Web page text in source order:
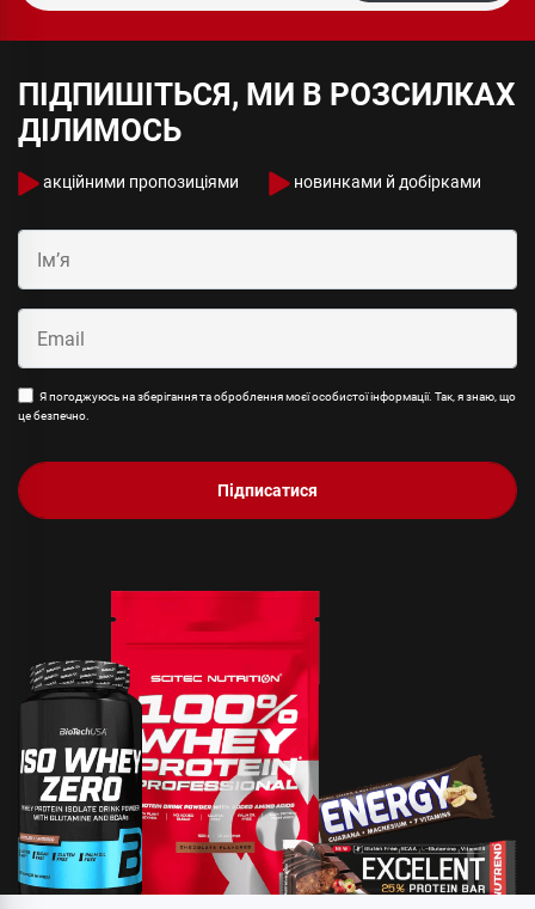
ПІДПИШІТЬСЯ, МИ В РОЗСИЛКАХ
ДІЛИМОСЬ
акційними пропозиціями новинками й добірками
Я погоджуюсь на зберігання та оброблення моєї особистої інформації. Так, я знаю, що
це безпечно.
Підписатися